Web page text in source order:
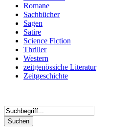
Romane
Sachbücher
Sagen
Satire
Science Fiction
Thriller
Western
zeitgenössiche Literatur
Zeitgeschichte